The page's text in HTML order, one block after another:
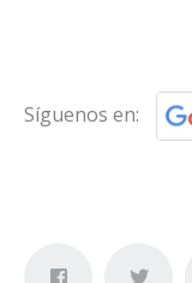
Síguenos en: